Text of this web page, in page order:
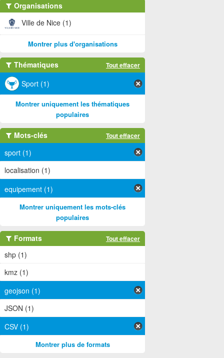
Organisations
Ville de Nice (1)
Montrer plus d'organisations
Thématiques Tout effacer
Sport (1)
Montrer uniquement les thématiques
populaires
Mots-clés Tout effacer
sport (1)
localisation (1)
equipement (1)
Montrer uniquement les mots-clés
populaires
Formats Tout effacer
shp (1)
kmz (1)
geojson (1)
JSON (1)
CSV (1)
Montrer plus de formats